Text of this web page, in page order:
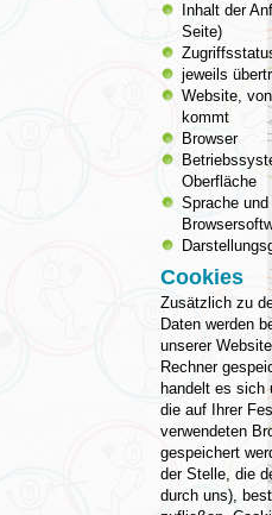
Inhalt der
Seite)
jeweils
Website,
kommt
Browser
Oberfläche
Sprache
Cookies
Zusätzlich zu
Daten werden
unserer
Rechner
handelt es sich
die auf Ihrer
verwendeten
gespeichert
der Stelle, die
durch uns),